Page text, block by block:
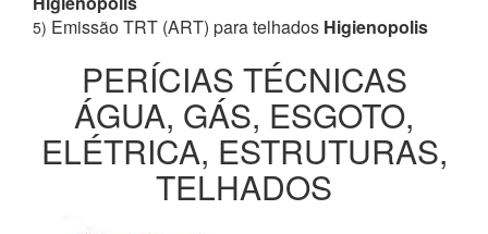
5) Emissão TRT (ART) para telhados Higienopolis
PERÍCIAS TÉCNICAS
ÁGUA, GÁS, ESGOTO,
ELÉTRICA, ESTRUTURAS,
TELHADOS